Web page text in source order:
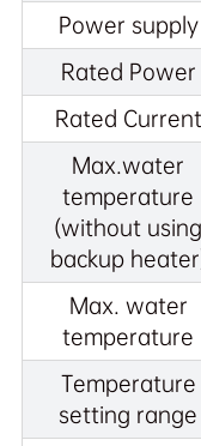
Power supply
Rated Power
Rated Current
Max.water
temperature
(without using
backup
Max. water
temperature
Temperature
setting range